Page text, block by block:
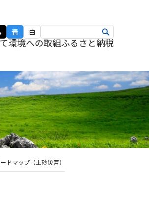
青 白
環境への取組ふるさと納税
ドマップ（土砂災害）